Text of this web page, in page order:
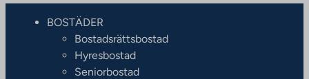
BOSTÄDER
Bostadsrättsbostad
Hyresbostad
Seniorbostad